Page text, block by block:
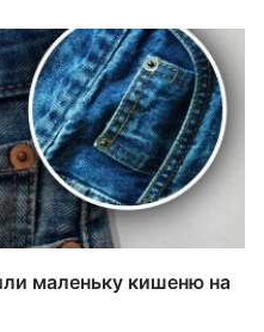
маленьку кишеню на